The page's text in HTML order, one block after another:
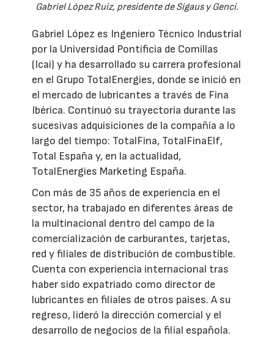
Gabriel López Ruiz, presidente de Sigaus y Genci.
Gabriel López es Ingeniero Técnico Industrial
por la Universidad Pontificia de Comillas
(Icai) y ha desarrollado su carrera profesional
en el Grupo TotalEnergies, donde se inició en
el mercado de lubricantes a través de Fina
Ibérica. Continuó su trayectoria durante las
sucesivas adquisiciones de la compañía a lo
largo del tiempo: TotalFina, TotalFinaElf,
Total España y, en la actualidad,
TotalEnergies Marketing España.
Con más de 35 años de experiencia en el
sector, ha trabajado en diferentes áreas de
la multinacional dentro del campo de la
comercialización de carburantes, tarjetas,
red y filiales de distribución de combustible.
Cuenta con experiencia internacional tras
haber sido expatriado como director de
lubricantes en filiales de otros países. A su
regreso, lideró la dirección comercial y el
desarrollo de negocios de la filial española.